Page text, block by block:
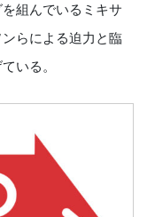
組んでいるミキサ
らによる迫力と臨
いる。